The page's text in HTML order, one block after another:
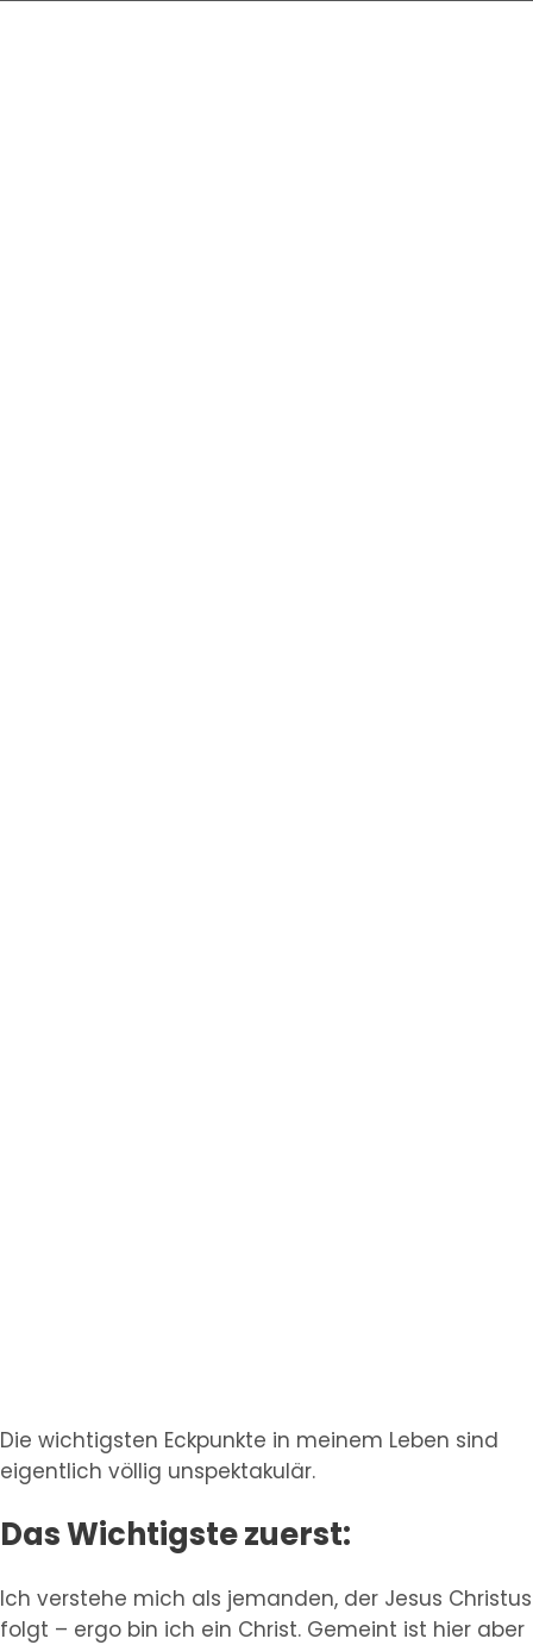
Die wichtigsten Eckpunkte in meinem Leben sind
eigentlich völlig unspektakulär.
Das Wichtigste zuerst:
Ich verstehe mich als jemanden, der Jesus Christus
folgt – ergo bin ich ein Christ. Gemeint ist hier aber